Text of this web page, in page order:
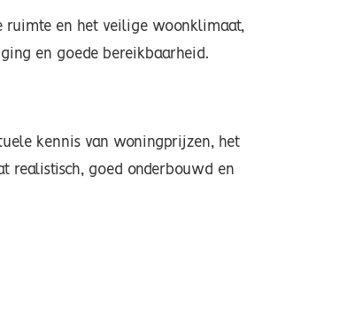
ruimte en het veilige woonklimaat,
en goede bereikbaarheid.
kennis van woningprijzen, het
realistisch, goed onderbouwd en